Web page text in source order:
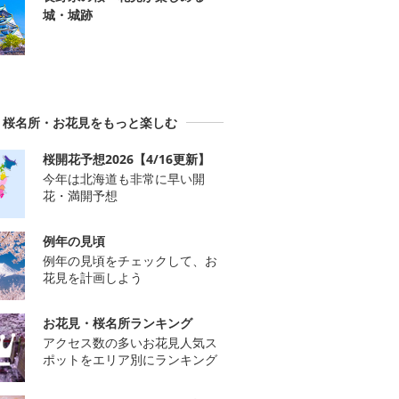
城・城跡
桜名所・お花見をもっと楽しむ
桜開花予想2026【4/16更新】
今年は北海道も非常に早い開
花・満開予想
例年の見頃
例年の見頃をチェックして、お
花見を計画しよう
お花見・桜名所ランキング
アクセス数の多いお花見人気ス
ポットをエリア別にランキング